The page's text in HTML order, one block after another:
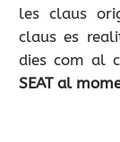
les claus
claus es
dies com al
SEAT al